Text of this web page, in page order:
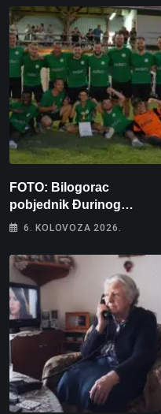
FOTO: Bilogorac
pobjednik Đurinog
memorijala
6. KOLOVOZA 2026.